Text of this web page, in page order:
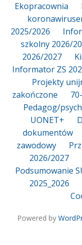
Ekopracownia
2025/2026
szkolny 2026/
2026/2027
Informator ZS
Projekty
zakończone
Pedagog/
UONET+
dokumentów
zawodowy
2026/2027
Podsumowanie
2025_2026
Powered by